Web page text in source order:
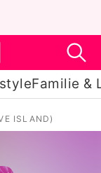
Familie &
ISLAND)